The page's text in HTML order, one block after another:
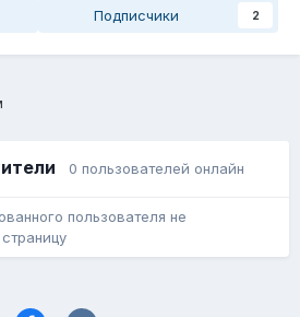
Подписчики 2
0 пользователей онлайн
пользователя не